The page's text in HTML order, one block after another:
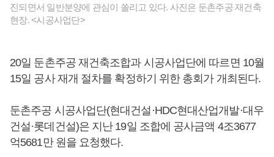
진되면서 일반분양에 관심이 쏠리고 있다. 사진은 둔촌주공 재건축
현장. <시공사업단>
20일 둔촌주공 재건축조합과 시공사업단에 따르면 10월
15일 공사 재개 절차를 확정하기 위한 총회가 개최된다.
둔촌주공 시공사업단(현대건설·HDC현대산업개발·대우
건설·롯데건설)은 지난 19일 조합에 공사금액 4조3677
억5681만 원을 요청했다.